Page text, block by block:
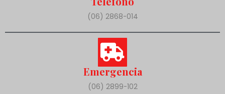
(06) 2868-014
Emergencia
(06) 2899-102